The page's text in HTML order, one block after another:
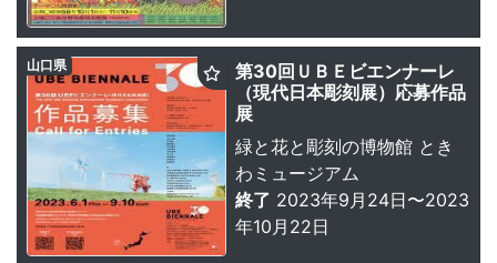
第30回ＵＢＥビエンナーレ
（現代日本彫刻展）応募作品
展
緑と花と彫刻の博物館 とき
わミュージアム
終了 2023年9月24日〜2023
年10月22日
山口県